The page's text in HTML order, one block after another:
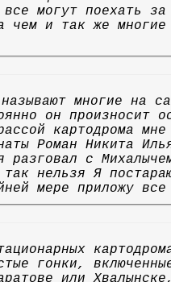
могут поехать
чем и так же
многие на
он произносит
картодрома
Роман Никита
разговал с
нельзя Я
мере приложу все
гонки,
или